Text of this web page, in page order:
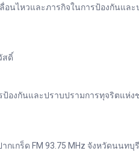
อนไหวและภารกิจในการป้องกันแล
สดิ์
องกันและปราบปรามการทุจริตแห่ง
กเกร็ด FM 93.75 MHz จังหวัดนนทบุรี